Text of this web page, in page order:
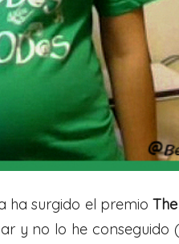
ha surgido el premio
y no lo he conseguido